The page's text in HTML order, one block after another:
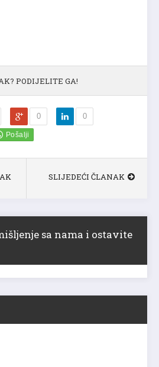
PODIJELITE GA!
0 0
SLIJEDEĆI ČLANAK
sa nama i ostavite